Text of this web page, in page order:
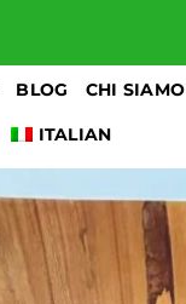
BLOG CHI SIAMO
ITALIAN